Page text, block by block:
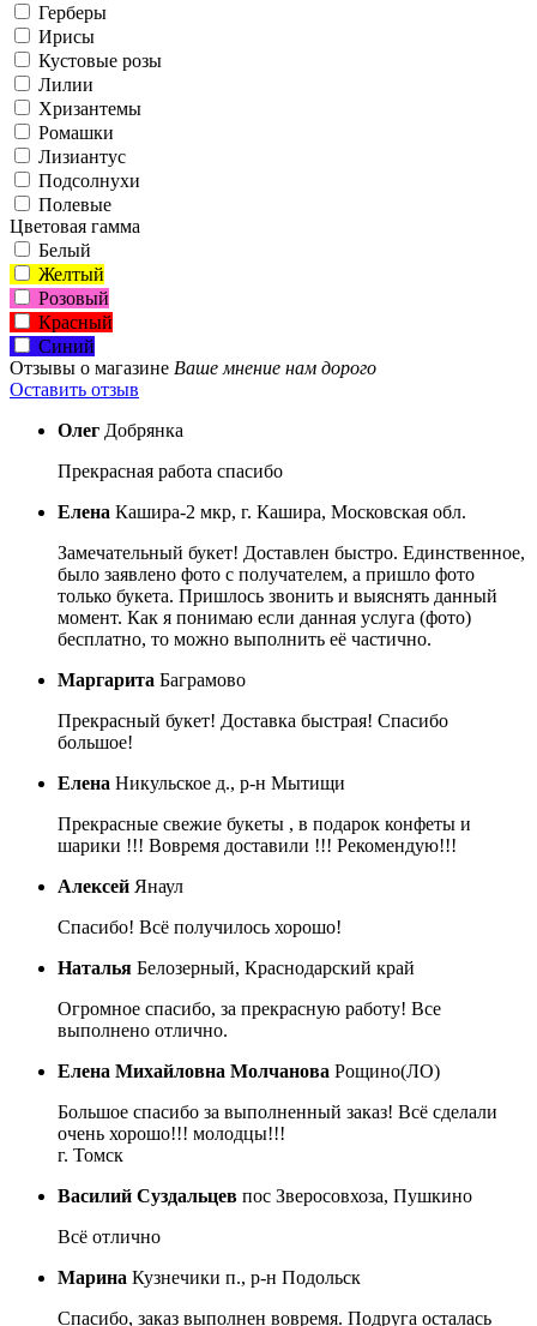
Герберы
Ирисы
Кустовые розы
Лилии
Хризантемы
Ромашки
Лизиантус
Подсолнухи
Полевые
Цветовая гамма
Белый
Желтый
Розовый
Красный
Синий
Отзывы о магазине Ваше мнение нам дорого
Оставить отзыв
Олег Добрянка
Прекрасная работа спасибо
Елена Кашира-2 мкр, г. Кашира, Московская обл.
Замечательный букет! Доставлен быстро. Единственное,
было заявлено фото с получателем, а пришло фото
только букета. Пришлось звонить и выяснять данный
момент. Как я понимаю если данная услуга (фото)
бесплатно, то можно выполнить её частично.
Маргарита Баграмово
Прекрасный букет! Доставка быстрая! Спасибо
большое!
Елена Никульское д., р-н Мытищи
Прекрасные свежие букеты , в подарок конфеты и
шарики !!! Вовремя доставили !!! Рекомендую!!!
Алексей Янаул
Спасибо! Всё получилось хорошо!
Наталья Белозерный, Краснодарский край
Огромное спасибо, за прекрасную работу! Все
выполнено отлично.
Елена Михайловна Молчанова Рощино(ЛО)
Большое спасибо за выполненный заказ! Всё сделали
очень хорошо!!! молодцы!!!
г. Томск
Василий Суздальцев пос Зверосовхоза, Пушкино
Всё отлично
Марина Кузнечики п., р-н Подольск
Спасибо, заказ выполнен вовремя. Подруга осталась